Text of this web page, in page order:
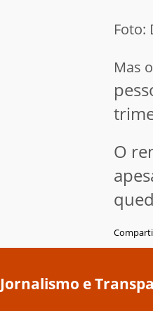
Foto:
Mas o
O
Jornalismo e